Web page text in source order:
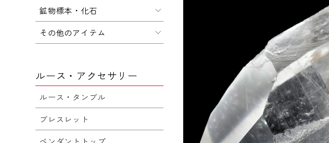
鉱物標本・化石
その他のアイテム
ルース・アクセサリー
ルース・タンブル
ブレスレット